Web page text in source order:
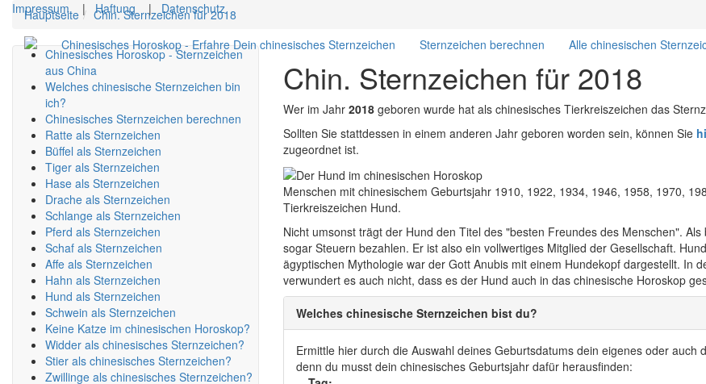
Impressum|Haftung | Datenschutz
Chinesisches Horoskop - Erfahre Dein chinesisches Sternzeichen Sternzeichen berechnen Alle chinesischen
Hauptseite Chin. Sternzeichen für 2018
Chinesisches Horoskop - Sternzeichen
aus China
Welches chinesische Sternzeichen bin
ich?
Chinesisches Sternzeichen berechnen
Ratte als Sternzeichen
Büffel als Sternzeichen
Tiger als Sternzeichen
Hase als Sternzeichen
Drache als Sternzeichen
Schlange als Sternzeichen
Pferd als Sternzeichen
Schaf als Sternzeichen
Affe als Sternzeichen
Hahn als Sternzeichen
Hund als Sternzeichen
Schwein als Sternzeichen
Keine Katze im chinesischen Horoskop?
Widder als chinesisches Sternzeichen?
Stier als chinesisches Sternzeichen?
Zwillinge als chinesisches Sternzeichen?
Chin. Sternzeichen für 2018
Wer im Jahr 2018 geboren wurde hat als chinesisches Tierkreiszeichen das
Sollten Sie stattdessen in einem anderen Jahr geboren worden sein, können Sie
zugeordnet ist.
Menschen mit chinesischem Geburtsjahr 1910, 1922, 1934, 1946, 1958, 1970,
Tierkreiszeichen Hund.
Nicht umsonst trägt der Hund den Titel des "besten Freundes des Menschen".
sogar Steuern bezahlen. Er ist also ein vollwertiges Mitglied der Gesellschaft.
ägyptischen Mythologie war der Gott Anubis mit einem Hundekopf dargestellt. In
verwundert es auch nicht, dass es der Hund auch in das chinesische Horoskop
Welches chinesische Sternzeichen bist du?
Ermittle hier durch die Auswahl deines Geburtsdatums dein eigenes oder
denn du musst dein chinesisches Geburtsjahr dafür herausfinden: